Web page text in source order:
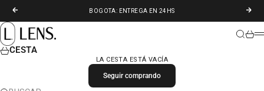
ANTERIOR
BOGOTA: ENTREGA EN 24HS
LENS. COLOMBIA
BUSCAR
CESTA
LA CESTA ESTÁ VACÍA
Seguir comprando